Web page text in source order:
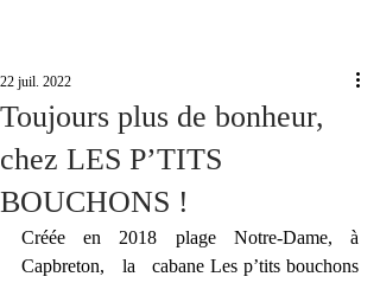
Toujours plus de bonheur,
chez LES P’TITS
BOUCHONS !
22 juil. 2022
Créée   en   2018   plage   Notre-Dame,   à
Capbreton,   la   cabane Les p’tits bouchons